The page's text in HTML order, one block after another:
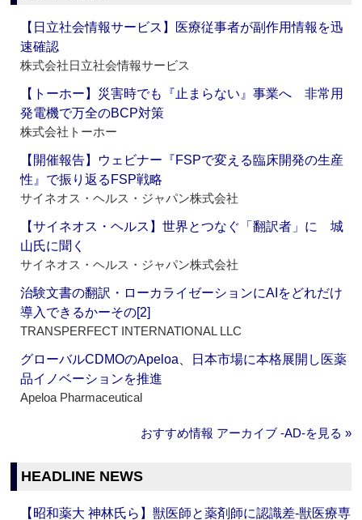
【日立社会情報サービス】医療従事者が副作用情報を迅
速確認
株式会社日立社会情報サービス
【トーホー】災害時でも『止まらない』事業へ 非常用
発電機で万全のBCP対策
株式会社トーホー
【開催報告】ウェビナー『FSPで変える臨床開発の生産
性』で振り返るFSP戦略
サイネオス・ヘルス・ジャパン株式会社
【サイネオス・ヘルス】世界とつなぐ「翻訳者」に 城
山氏に聞く
サイネオス・ヘルス・ジャパン株式会社
治験文書の翻訳・ローカライゼーションにAIをどれだけ
導入できるかーその[2]
TRANSPERFECT INTERNATIONAL LLC
グローバルCDMOのApeloa、日本市場に本格展開し医薬
品イノベーションを推進
Apeloa Pharmaceutical
おすすめ情報 アーカイブ ‐AD‐を見る »
HEADLINE NEWS
【昭和薬大 神林氏ら】獣医師と薬剤師に認識差‐獣医療専